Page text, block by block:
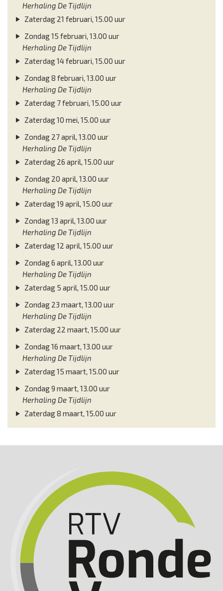
Herhaling De Tijdlijn
Zaterdag 21 februari, 15.00 uur
Zondag 15 februari, 13.00 uur
Herhaling De Tijdlijn
Zaterdag 14 februari, 15.00 uur
Zondag 8 februari, 13.00 uur
Herhaling De Tijdlijn
Zaterdag 7 februari, 15.00 uur
Zaterdag 10 mei, 15.00 uur
Zondag 27 april, 13.00 uur
Herhaling De Tijdlijn
Zaterdag 26 april, 15.00 uur
Zondag 20 april, 13.00 uur
Herhaling De Tijdlijn
Zaterdag 19 april, 15.00 uur
Zondag 13 april, 13.00 uur
Herhaling De Tijdlijn
Zaterdag 12 april, 15.00 uur
Zondag 6 april, 13.00 uur
Herhaling De Tijdlijn
Zaterdag 5 april, 15.00 uur
Zondag 23 maart, 13.00 uur
Herhaling De Tijdlijn
Zaterdag 22 maart, 15.00 uur
Zondag 16 maart, 13.00 uur
Herhaling De Tijdlijn
Zaterdag 15 maart, 15.00 uur
Zondag 9 maart, 13.00 uur
Herhaling De Tijdlijn
Zaterdag 8 maart, 15.00 uur